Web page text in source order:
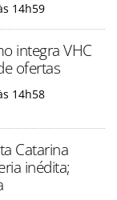
14h59
integra VHC
ofertas
14h58
Catarina
inédita;